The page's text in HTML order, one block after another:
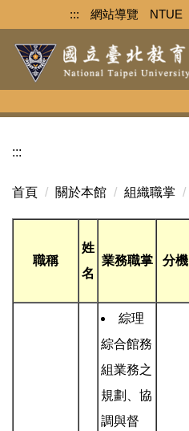
到
主
內
::: 網站導覽 NTUE
:::
首頁 關於本館 組織職掌
職稱
姓
名
業務職掌 分機
綜理
綜合館務
組業務之
規劃、協
調與督